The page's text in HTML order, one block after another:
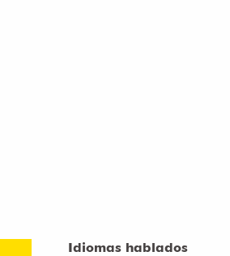
Idiomas hablados
Idiomas hablados